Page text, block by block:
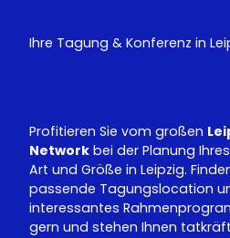
u
b
d
Ihre Tagung & Konferenz in
Profitieren Sie vom großen
Network bei der Planung
Art und Größe in Leipzig.
passende Tagungslocation
interessantes
gern und stehen Ihnen